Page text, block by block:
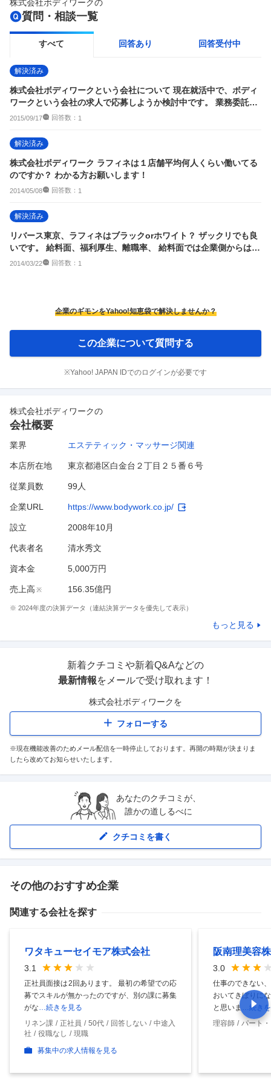
株式会社ボディワークの
質問・相談一覧
すべて 回答あり 回答受付中
解決済み
株式会社ボディワークという会社について 現在就活中で、ボディ
ワークという会社の求人で応募しようか検討中です。 業務委託契
約というシス...
2015/09/17 回答数： 1
解決済み
株式会社ボディワーク ラフィネは１店舗平均何人くらい働いてる
のですか？ わかる方お願いします！
2014/05/08 回答数： 1
解決済み
リバース東京、ラフィネはブラックorホワイト？ ザックリでも良
いです。 給料面、福利厚生、離職率、 給料面では企業側からは良
い事しか言...
2014/03/22 回答数： 1
企業のギモンをYahoo!知恵袋で解決しませんか？
この企業について質問する
※Yahoo! JAPAN IDでのログインが必要です
株式会社ボディワークの
会社概要
業界 エステティック・マッサージ関連
本店所在地 東京都港区白金台２丁目２５番６号
従業員数 99人
企業URL https://www.bodywork.co.jp/
設立 2008年10月
代表者名 清水秀文
資本金 5,000万円
売上高 ※ 156.35億円
※ 2024年度の決算データ（連結決算データを優先して表示）
もっと見る
新着クチコミや新着Q&Aなどの
最新情報をメールで受け取れます！
株式会社ボディワークを
フォローする
※現在機能改善のためメール配信を一時停止しております。再開の時期が決まりま
したら改めてお知らせいたします。
あなたのクチコミが、
誰かの道しるべに
クチコミを書く
その他のおすすめ企業
関連する会社を探す
ワタキューセイモア株式会社
3.1
正社員面接は2回あります。 最初の希望での応
募でスキルが無かったのですが、別の課に募集
がな …続きを見る
リネン課
正社員 50代 回答しない
中途入
社
役職なし
現職
募集中の求人情報を見る
阪南理美容
3.0
仕事のできない
おいてきぼりに
と思いま
…続き
理容師
パート